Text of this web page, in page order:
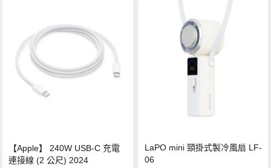
【Apple】 240W USB-C 充電
連接線 (2 公尺) 2024
LaPO mini 頸掛式製冷風扇 LF-
06